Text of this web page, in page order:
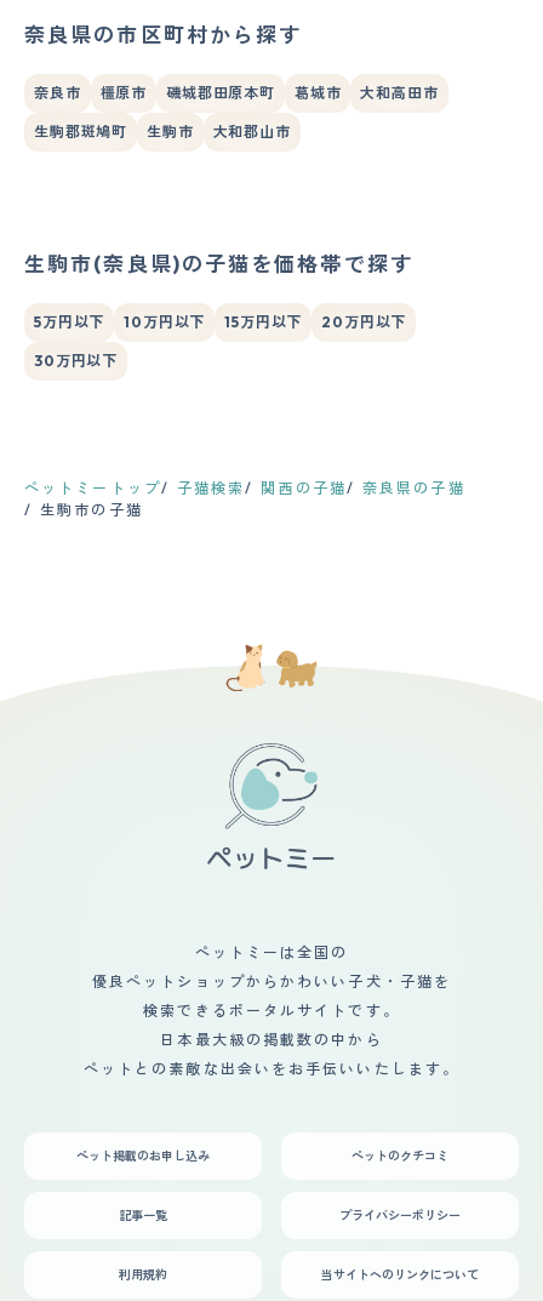
奈良県の市区町村から探す
奈良市 橿原市 磯城郡田原本町 葛城市 大和高田市
生駒郡斑鳩町 生駒市 大和郡山市
生駒市(奈良県)の子猫を価格帯で探す
5万円以下 10万円以下 15万円以下 20万円以下
30万円以下
ペットミートップ 子猫検索 関西の子猫
奈良県の子猫
生駒市の子猫
ペットミーは全国の
優良ペットショップからかわいい子犬・子猫を
検索できるポータルサイトです。
日本最大級の掲載数の中から
ペットとの素敵な出会いをお手伝いいたします。
ペット掲載のお申し込み ペットのクチコミ
記事一覧 プライバシーポリシー
利用規約 当サイトへのリンクについて